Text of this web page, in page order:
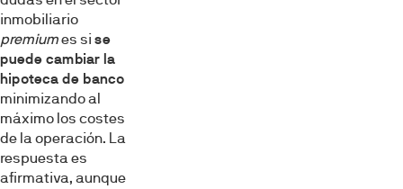
inmobiliario
premiumes si se
puede cambiar la
hipoteca de banco
minimizando al
máximo los costes
de la operación. La
respuesta es
afirmativa, aunque